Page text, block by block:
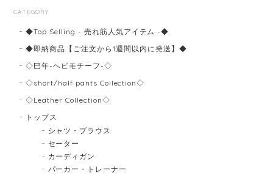
CATEGORY
◆Top Selling - 売れ筋人気アイテム -◆
◆即納商品【ご注文から1週間以内に発送】◆
◇巳年-ヘビモチーフ-◇
◇short/half pants Collection◇
◇Leather Collection◇
トップス
シャツ・ブラウス
セーター
カーディガン
パーカー・トレーナー